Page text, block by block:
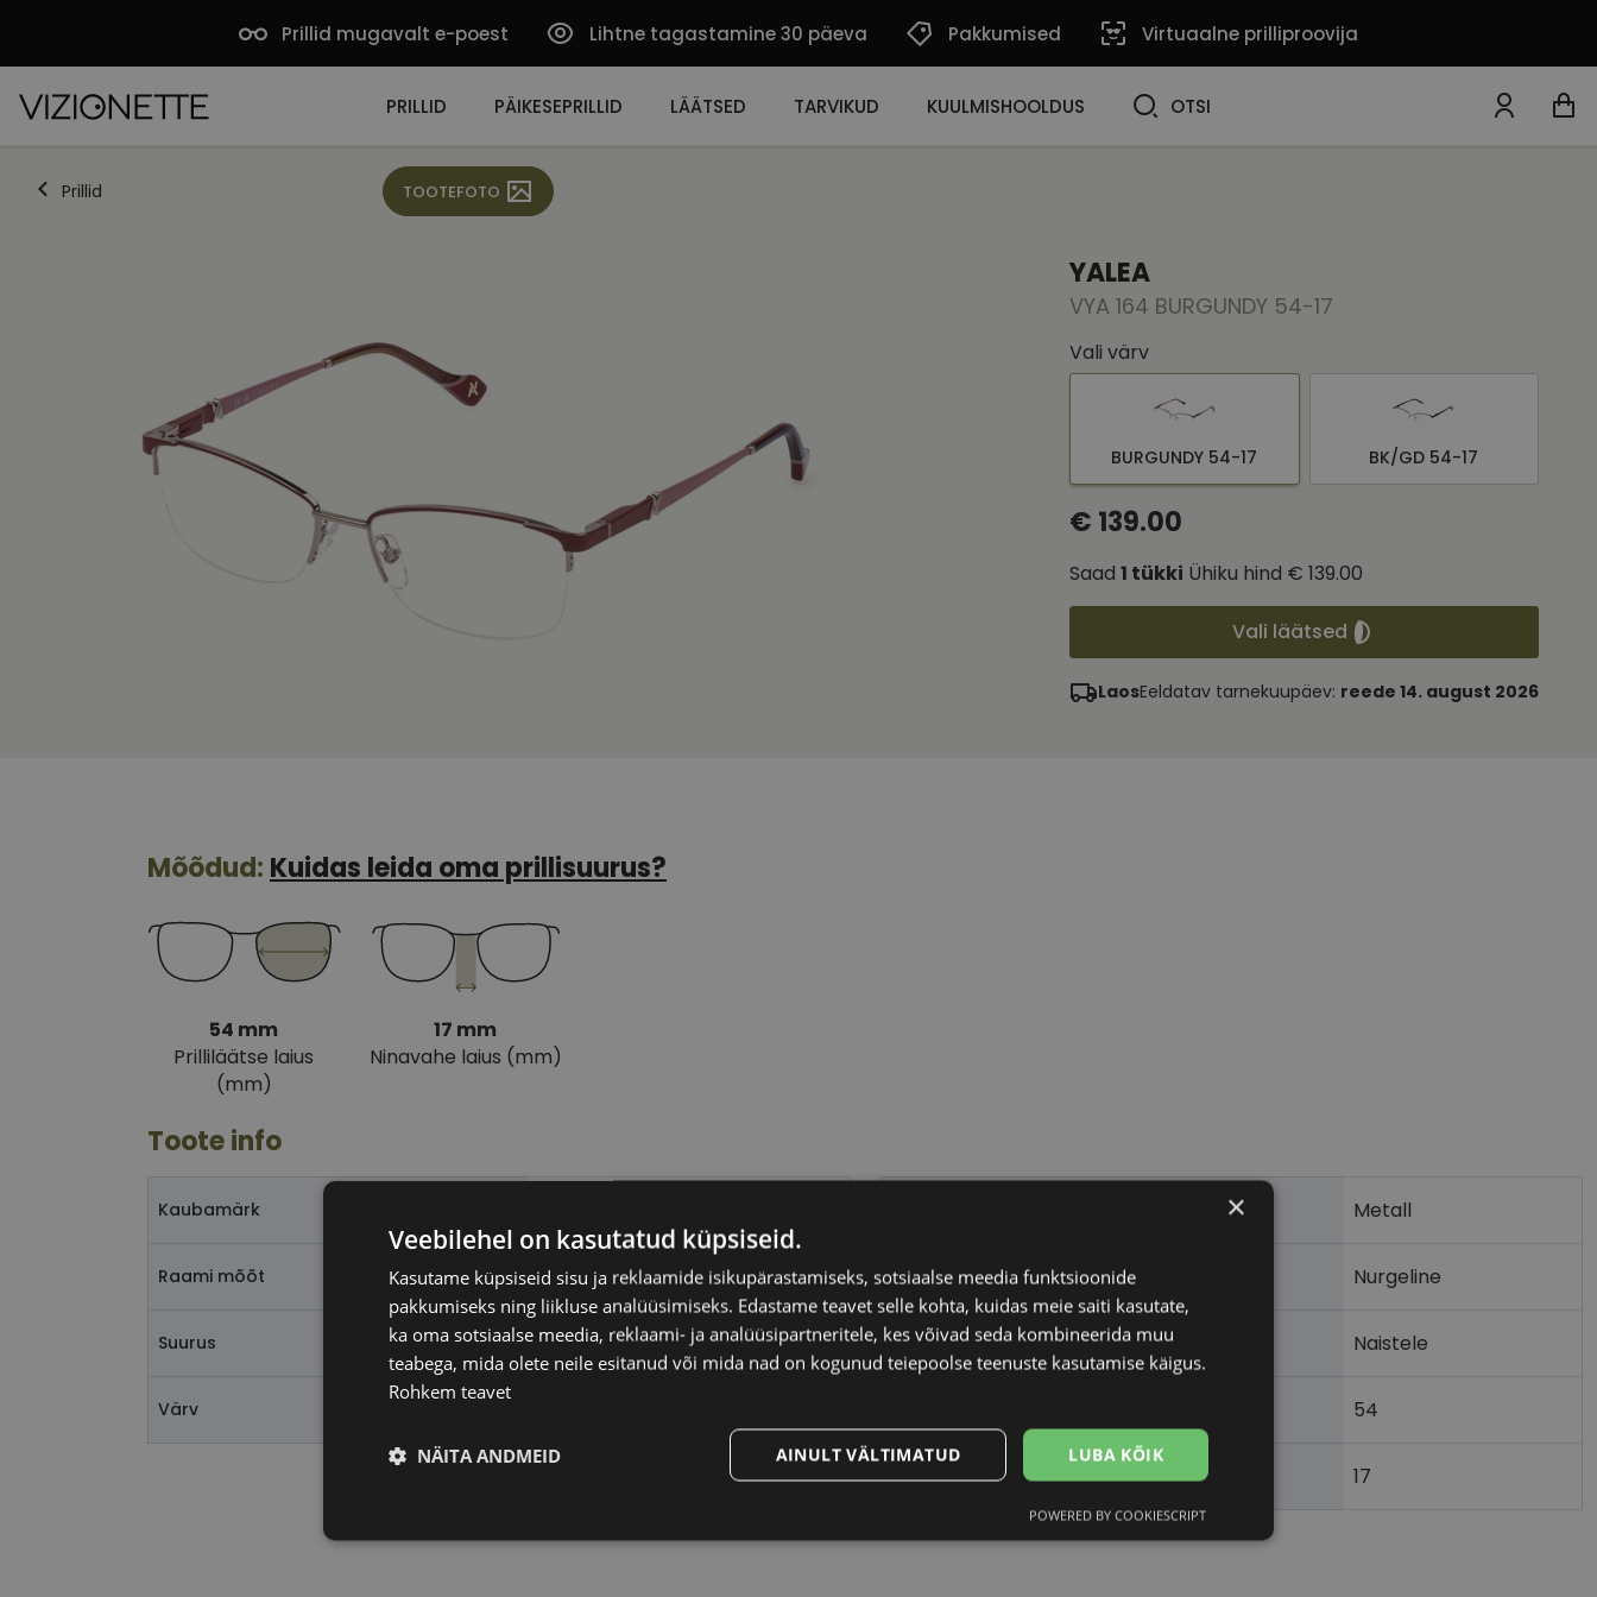
Prillid mugavalt e-poest Lihtne tagastamine 30 päeva Pakkumised Virtuaalne prilliproovija
PRILLID PÄIKESEPRILLID LÄÄTSED TARVIKUD KUULMISHOOLDUS OTSI
Prillid TOOTEFOTO
YALEA
VYA 164 BURGUNDY 54-17
Vali värv
BURGUNDY 54-17 BK/GD 54-17
€ 139.00
Saad 1 tükki Ühiku hind € 139.00
Vali läätsed
LaosEeldatav tarnekuupäev: reede 14. august 2026
Mõõdud: Kuidas leida oma prillisuurus?
54 mm
Prilliläätse laius
(mm)
17 mm
Ninavahe laius (mm)
Toote info
Kaubamärk
Raami mõõt 54-17
Suurus M
Värv
Metall
Raami kuju Nurgeline
Kliendirühm Naistele
54
Ninavahe laius (mm) 17
×
Veebilehel on kasutatud küpsiseid.
Kasutame küpsiseid sisu ja reklaamide isikupärastamiseks, sotsiaalse meedia funktsioonide
pakkumiseks ning liikluse analüüsimiseks. Edastame teavet selle kohta, kuidas meie saiti kasutate,
ka oma sotsiaalse meedia, reklaami- ja analüüsipartneritele, kes võivad seda kombineerida muu
teabega, mida olete neile esitanud või mida nad on kogunud teiepoolse teenuste kasutamise käigus.
Rohkem teavet
LUBA KÕIK
AINULT VÄLTIMATUD
NÄITA ANDMEID
Eelistused
POWERED BY COOKIESCRIPT